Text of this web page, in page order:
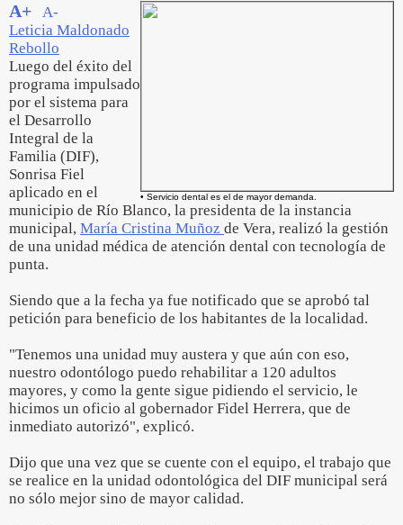
• Servicio dental es el de mayor demanda.
A+
A-
Leticia Maldonado
Rebollo
Luego del éxito del
programa impulsado
por el sistema para
el Desarrollo
Integral de la
Familia (DIF),
Sonrisa Fiel
aplicado en el
municipio de Río Blanco, la presidenta de la instancia
municipal, María Cristina Muñoz de Vera, realizó la gestión
de una unidad médica de atención dental con tecnología de
punta.
Siendo que a la fecha ya fue notificado que se aprobó tal
petición para beneficio de los habitantes de la localidad.
"Tenemos una unidad muy austera y que aún con eso,
nuestro odontólogo puedo rehabilitar a 120 adultos
mayores, y como la gente sigue pidiendo el servicio, le
hicimos un oficio al gobernador Fidel Herrera, que de
inmediato autorizó", explicó.
Dijo que una vez que se cuente con el equipo, el trabajo que
se realice en la unidad odontológica del DIF municipal será
no sólo mejor sino de mayor calidad.